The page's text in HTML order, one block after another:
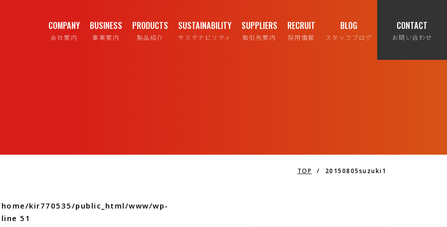
COMPANY
会社案内
BUSINESS
事業案内
PRODUCTS
製品紹介
SUSTAINABILITY
サステナビリティ
SUPPLIERS
取引先案内
RECRUIT
採用情報
BLOG
スタッフブログ
CONTACT
お問い合わせ
TOP / 20150805suzuki1
kir770535/public_html/www/wp-
51